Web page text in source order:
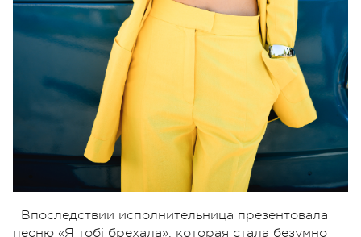
Впоследствии исполнительница презентовала
песню «Я тобі брехала», которая стала безумно